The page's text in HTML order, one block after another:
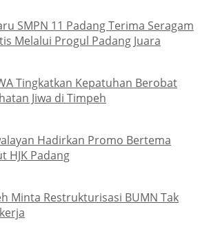
SMPN 11 Padang Terima Seragam
Melalui Progul Padang Juara
Tingkatkan Kepatuhan Berobat
Jiwa di Timpeh
Hadirkan Promo Bertema
HJK Padang
Minta Restrukturisasi BUMN Tak